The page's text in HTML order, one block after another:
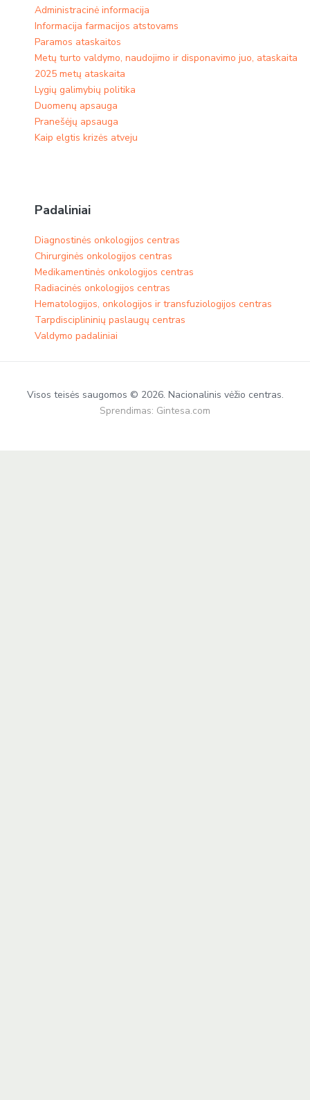
Administracinė informacija
Informacija farmacijos atstovams
Paramos ataskaitos
Metų turto valdymo, naudojimo ir disponavimo juo, ataskaita
2025 metų ataskaita
Lygių galimybių politika
Duomenų apsauga
Pranešėjų apsauga
Kaip elgtis krizės atveju
Padaliniai
Diagnostinės onkologijos centras
Chirurginės onkologijos centras
Medikamentinės onkologijos centras​
Radiacinės onkologijos centras
Hematologijos, onkologijos ir transfuziologijos centras
Tarpdisciplininių paslaugų centras
Valdymo padaliniai
Visos teisės saugomos © 2026. Nacionalinis vėžio centras.
Sprendimas: Gintesa.com